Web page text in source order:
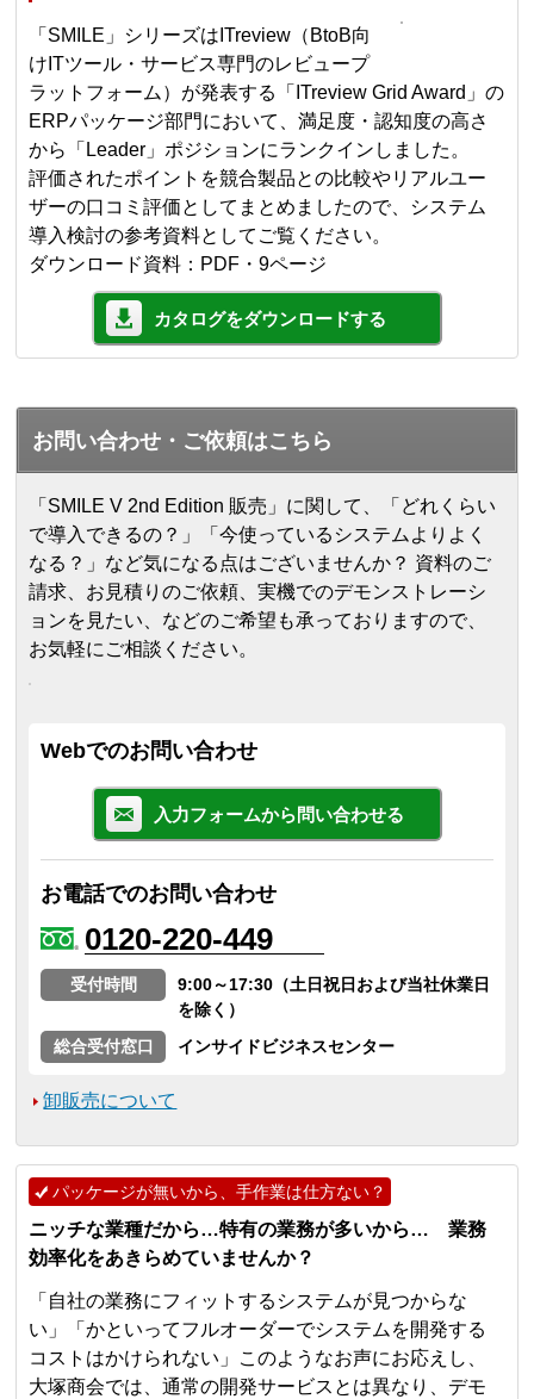
「SMILE」シリーズはITreview（BtoB向
けITツール・サービス専門のレビュープ
ラットフォーム）が発表する「ITreview Grid Award」の
ERPパッケージ部門において、満足度・認知度の高さ
から「Leader」ポジションにランクインしました。
評価されたポイントを競合製品との比較やリアルユー
ザーの口コミ評価としてまとめましたので、システム
導入検討の参考資料としてご覧ください。
ダウンロード資料：PDF・9ページ
カタログをダウンロードする
お問い合わせ・ご依頼はこちら
「SMILE V 2nd Edition 販売」に関して、「どれくらい
で導入できるの？」「今使っているシステムよりよく
なる？」など気になる点はございませんか？ 資料のご
請求、お見積りのご依頼、実機でのデモンストレーシ
ョンを見たい、などのご希望も承っておりますので、
お気軽にご相談ください。
Webでのお問い合わせ
入力フォームから問い合わせる
お電話でのお問い合わせ
0120-220-449
受付時間
9:00～17:30（土日祝日および当社休業日
を除く）
総合受付窓口
インサイドビジネスセンター
卸販売について
パッケージが無いから、手作業は仕方ない？
ニッチな業種だから…特有の業務が多いから… 業務
効率化をあきらめていませんか？
「自社の業務にフィットするシステムが見つからな
い」「かといってフルオーダーでシステムを開発する
コストはかけられない」このようなお声にお応えし、
大塚商会では、通常の開発サービスとは異なり、デモ